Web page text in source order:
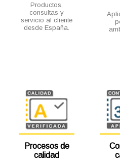
Productos,
consultas y
servicio al cliente
desde España.
Procesos de
calidad